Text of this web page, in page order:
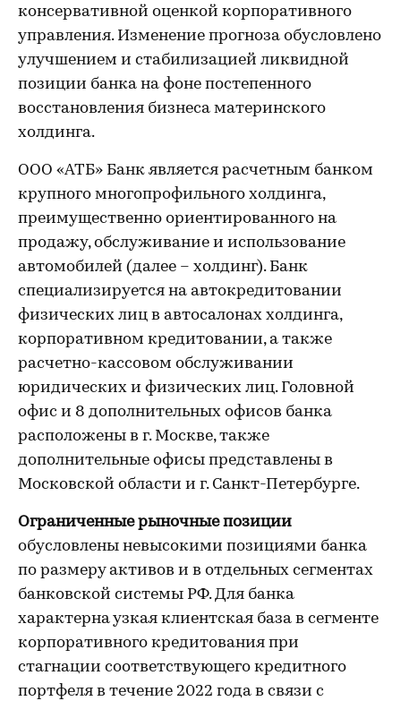
консервативной оценкой корпоративного
управления. Изменение прогноза обусловлено
улучшением и стабилизацией ликвидной
позиции банка на фоне постепенного
восстановления бизнеса материнского
холдинга.
ООО «АТБ» Банк является расчетным банком
крупного многопрофильного холдинга,
преимущественно ориентированного на
продажу, обслуживание и использование
автомобилей (далее – холдинг). Банк
специализируется на автокредитовании
физических лиц в автосалонах холдинга,
корпоративном кредитовании, а также
расчетно-кассовом обслуживании
юридических и физических лиц. Головной
офис и 8 дополнительных офисов банка
расположены в г. Москве, также
дополнительные офисы представлены в
Московской области и г. Санкт-Петербурге.
Ограниченные рыночные позиции
обусловлены невысокими позициями банка
по размеру активов и в отдельных сегментах
банковской системы РФ. Для банка
характерна узкая клиентская база в сегменте
корпоративного кредитования при
стагнации соответствующего кредитного
портфеля в течение 2022 года в связи с